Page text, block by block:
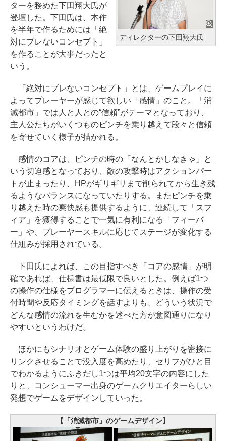
ディレクターの下田翔大氏
ターを務めた下田翔大氏が
登壇した。下田氏は、本作
を半年で作るためには「絶
対にブレないコンセプト」
を作ることが大事だったと
いう。
「絶対にブレないコンセプト」とは、ゲームプレイに
よってプレーヤーが感じて欲しい「感情」のこと。「消
滅都市」では人と人との“信頼”がテーマとなっており、
主人公たちがいくつものピンチを乗り越えて段々と信頼
を寄せていく様子が描かれる。
感情のコアは、ピンチの時の「なんとかしなきゃ」と
いう切迫感となっており、敵の攻撃時はアクションパー
トが止まったり、HPがギリギリまで削られてから生き残
るようなバランスになっていたりする。またピンチを乗
り越えた時の爽快感も提供するように、連続して「スフ
ィア」を獲得することで一気に有利になる「フィーバ
ー」や、プレーヤースキルに応じてステージが変化する
仕組みが採用されている。
下田氏によれば、この目指すべき「コアの感情」が明
確であれば、仕様書は最低限で良いとした。例えば1つ
の操作の仕様をプログラマーに伝えるときは、操作の受
付時間や反応タイミングを話すよりも、どういう状況で
どんな感情の流れを生むかを述べた方が意図通りになり
やすいというわけだ。
ほかにもシナリオとゲーム体験の盛り上がりを密接に
リンクさせることで没入度を高めたり、セリフがひと目
でわかるようにふきだし1つは平均20文字の内容にした
りと、コンシューマー出身のゲームクリエイターらしい
発想でゲームをデザインしていった。
【「消滅都市」のゲームデザイン】